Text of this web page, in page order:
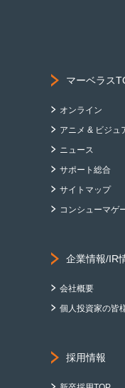
マーベラス
オンライン
アニメ & ビジュ
ニュース
サポート総合
サイトマップ
コンシューマゲ
企業情報/IR
会社概要
個人投資家の皆
採用情報